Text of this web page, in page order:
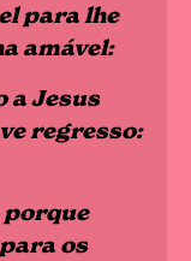
para lhe
amável:
a Jesus
regresso:
porque
os